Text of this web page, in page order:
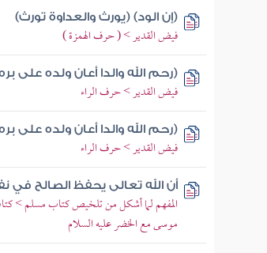
(إن الود) (يورث والعداوة تورث)
فيض القدير > ( حرف الهمزة )
(رحم الله والدا أعان ولده على
فيض القدير > حرف الراء
(رحم الله والدا أعان ولده على
فيض القدير > حرف الراء
أن الله تعالى يحفظ الصالح في
المفهم لما أشكل من تلخيص كتاب مسلم >
موسى مع الخضر عليه السلام